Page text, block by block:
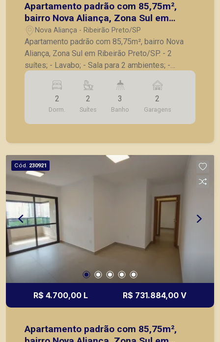
Apartamento padrão com 85,75m²,
bairro Nova Aliança, Zona Sul em
Ribeirão Preto/SP.
Nova Aliança - Ribeirão Preto/SP
Apartamento padrão com 85,75m², bairro Nova
Aliança, Zona Sul em Ribeirão Preto/SP. - 2
suítes; - Lavabo; - Sala para 2 ambientes; -
Varanda gourmet com churrasqueira; - Cozinha; -
Lavanderia; - 2 vagas de garagem. A Piramid tem
como objetivo atender seus clientes com
agilidade e segurança, em locação, vendas de
imóveis prontos, usados ou mesmo nos
2
Dorm.
2
Suítes
3
Banho
2
Garagens
Cód. 230921
R$ 4.700,00 L R$ 731.884,00 V
Apartamento padrão com 85,75m²,